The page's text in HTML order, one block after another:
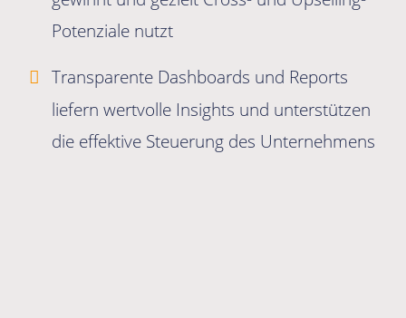
Potenziale nutzt
Transparente Dashboards und Reports
liefern wertvolle Insights und unterstützen
die effektive Steuerung des Unternehmens